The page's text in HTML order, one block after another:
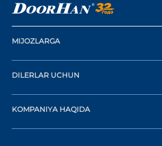
MIJOZLARGA
Buyurtma berish
DILERLAR UCHUN
Diler bo‘lish
Shaxsiy kabinetga kirish
KOMPANIYA HAQIDA
Kompaniya tarixi